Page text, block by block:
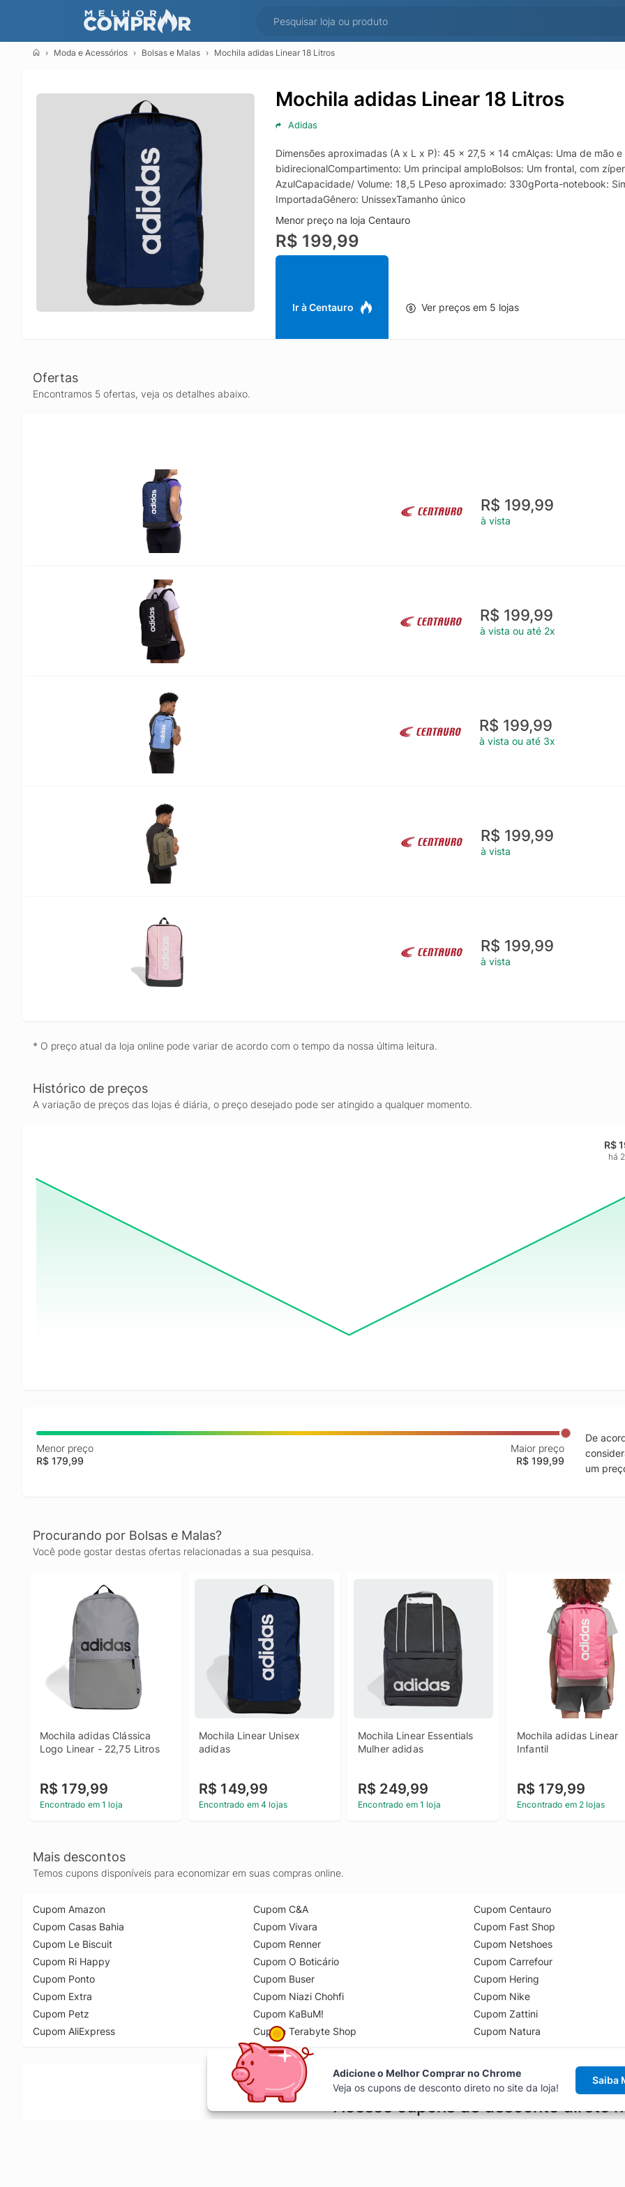
Moda e Acessórios Bolsas e Malas Mochila adidas Linear 18 Litros
Mochila adidas Linear 18 Litros
Adidas
Dimensões aproximadas (A x L x P): 45 x 27,5 x 14 cmAlças: Uma de mão
bidirecionalCompartimento: Um principal amploBolsos: Um frontal, com
AzulCapacidade/ Volume: 18,5 LPeso aproximado: 330gPorta-notebook:
ImportadaGênero: UnissexTamanho único
Menor preço na loja Centauro
R$ 199,99
Ir à Centauro Ver preços em 5 lojas
Ofertas
Encontramos 5 ofertas, veja os detalhes abaixo.
R$ 199,99
à vista
R$ 199,99
à vista ou até 2x
R$ 199,99
à vista ou até 3x
R$ 199,99
à vista
R$ 199,99
à vista
* O preço atual da loja online pode variar de acordo com o tempo da nossa última leitura.
Histórico de preços
A variação de preços das lojas é diária, o preço desejado pode ser atingido a qualquer momento.
R$
há
Menor preço
R$ 179,99
Maior preço
R$ 199,99
De
um
Procurando por Bolsas e Malas?
Você pode gostar destas ofertas relacionadas a sua pesquisa.
Mochila adidas Clássica
Logo Linear - 22,75 Litros
R$ 179,99
Encontrado em 1 loja
Mochila Linear Unisex
adidas
R$ 149,99
Encontrado em 4 lojas
Mochila Linear Essentials
Mulher adidas
R$ 249,99
Encontrado em 1 loja
Mochila adidas Linear
Infantil
R$ 179,99
Encontrado em 2 lojas
Mais descontos
Temos cupons disponíveis para economizar em suas compras online.
Cupom Amazon
Cupom Casas Bahia
Cupom Le Biscuit
Cupom Ri Happy
Cupom Ponto
Cupom Extra
Cupom Petz
Cupom AliExpress
Cupom C&A
Cupom Vivara
Cupom Renner
Cupom O Boticário
Cupom Buser
Cupom Niazi Chohfi
Cupom KaBuM!
Cupom Terabyte Shop
Cupom Centauro
Cupom Fast Shop
Cupom Netshoes
Cupom Carrefour
Cupom Hering
Cupom Nike
Cupom Zattini
Cupom Natura
Acesse cupons de desconto direto
Adicione o Melhor Comprar no Chrome
Veja os cupons de desconto direto no site da loja!
Saiba